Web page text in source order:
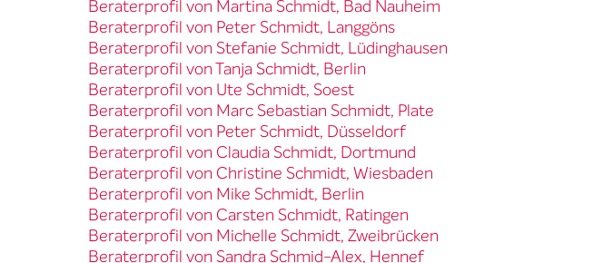
Beraterprofil von Martina Schmidt, Bad Nauheim
Beraterprofil von Peter Schmidt, Langgöns
Beraterprofil von Stefanie Schmidt, Lüdinghausen
Beraterprofil von Tanja Schmidt, Berlin
Beraterprofil von Ute Schmidt, Soest
Beraterprofil von Marc Sebastian Schmidt, Plate
Beraterprofil von Peter Schmidt, Düsseldorf
Beraterprofil von Claudia Schmidt, Dortmund
Beraterprofil von Christine Schmidt, Wiesbaden
Beraterprofil von Mike Schmidt, Berlin
Beraterprofil von Carsten Schmidt, Ratingen
Beraterprofil von Michelle Schmidt, Zweibrücken
Beraterprofil von Sandra Schmid-Alex, Hennef